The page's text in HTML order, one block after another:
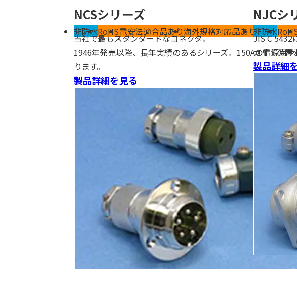
NCSシリーズ
非防水RoHS電安法適合品あり海外規格対応品あり
当社で最もスタンダードなコネクタ。
1946年発売以降、長年実績のあるシリーズ。150Aの電源用
ります。
製品詳細を見る
NJCシ
非防水
JIS C 5432
ガイド位置
製品詳細